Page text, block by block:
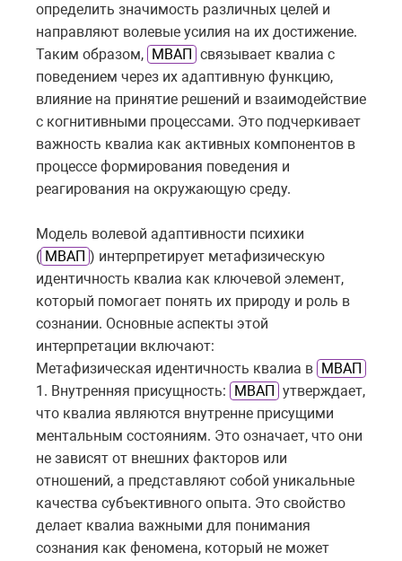
определить значимость различных целей и
направляют волевые усилия на их достижение.
Таким образом, МВАП связывает квалиа с
поведением через их адаптивную функцию,
влияние на принятие решений и взаимодействие
с когнитивными процессами. Это подчеркивает
важность квалиа как активных компонентов в
процессе формирования поведения и
реагирования на окружающую среду.
Модель волевой адаптивности психики
( МВАП ) интерпретирует метафизическую
идентичность квалиа как ключевой элемент,
который помогает понять их природу и роль в
сознании. Основные аспекты этой
интерпретации включают:
Метафизическая идентичность квалиа в МВАП
1. Внутренняя присущность:
МВАП утверждает,
что квалиа являются внутренне присущими
ментальным состояниям. Это означает, что они
не зависят от внешних факторов или
отношений, а представляют собой уникальные
качества субъективного опыта. Это свойство
делает квалиа важными для понимания
сознания как феномена, который не может